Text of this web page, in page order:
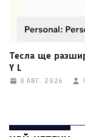
Тесла ще
Y L
8 АВГ. 2026